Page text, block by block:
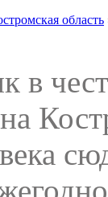
область
в